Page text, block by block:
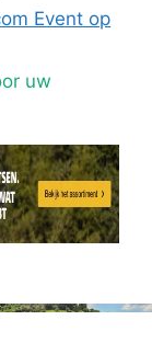
Event op
uw